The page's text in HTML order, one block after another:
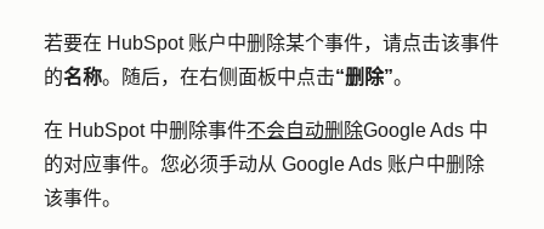
若要在 HubSpot 账户中删除某个事件，请点击该事件
的名称。随后，在右侧面板中点击“删除”。
在 HubSpot 中删除事件不会自动删除Google Ads 中
的对应事件。您必须手动从 Google Ads 账户中删除
该事件。